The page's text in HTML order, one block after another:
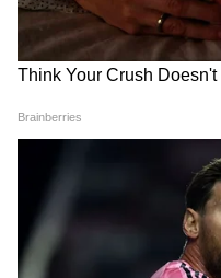
LATEST VIDEOS
IIT Delhi में PM Modi
गए Owaisi, 'सिर झुकाने'
Gwalior में बहनों की
Snatcher, हर लड़की में
हिम्मत!